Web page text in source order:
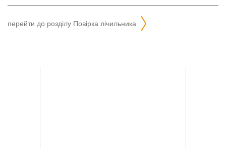
перейти до розділу повірка лічильника